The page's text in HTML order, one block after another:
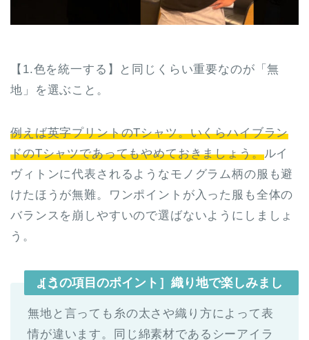
【1.色を統一する】と同じくらい重要なのが「無
地」を選ぶこと。
例えば英字プリントのTシャツ。いくらハイブラン
ドのTシャツであってもやめておきましょう。ルイ
ヴィトンに代表されるようなモノグラム柄の服も避
けたほうが無難。ワンポイントが入った服も全体の
バランスを崩しやすいので選ばないようにしましょ
う。
［この項目のポイント］織り地で楽しみましょう
無地と言っても糸の太さや織り方によって表
情が違います。同じ綿素材であるシーアイラ